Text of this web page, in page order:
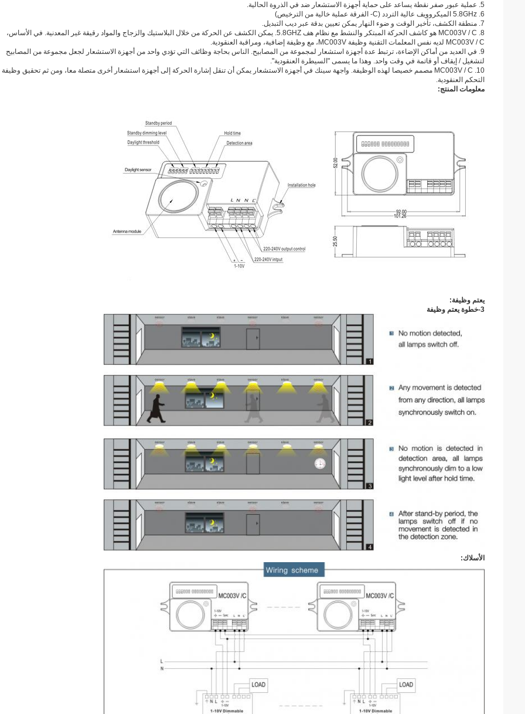
5. عملية عبور صفر نقطة يساعد على حماية أجهزة الاستشعار ضد في الذروة الحالية.
6. 5.8GHz الميكروويف عالية التردد (C- الفرقة عملية خالية من الترخيص)
7. منطقة الكشف، تأخير الوقت و ضوء النهار يمكن تعيين بدقة عبر ديب التبديل.
8. MC003V / C هو كاشف الحركة المبتكر والنشط مع نظام هف 5.8GHZ.
يمكن الكشف عن الحركة من خلال البلاستيك والزجاج والمواد رقيقة غير المعدنية. في الأساس،
MC003V / C لديه نفس المعلمات التقنية وظيفة MC003V، مع وظيفة إضافية، ومراقبة العنقودية.
9. في العديد من أماكن الإضاءة، ترتبط عدة أجهزة استشعار لمجموعة من المصابيح.
الناس بحاجة وظائف التي تؤدي واحد من أجهزة الاستشعار لجعل مجموعة من المصابيح
لتشغيل / إيقاف أو قاتمة في وقت واحد. وهذا ما يسمى "السيطرة العنقودية".
10. MC003V / C مصمم خصيصا لهذه الوظيفة.
واجهة سينك في أجهزة الاستشعار يمكن أن تنقل إشارة الحركة إلى أجهزة استشعار أخرى متصلة معا، ومن ثم تحقيق وظيفة
التحكم العنقودية.
معلومات المنتج:
يعتم وظيفة:
3-خطوة يعتم وظيفة
الأسلاك: